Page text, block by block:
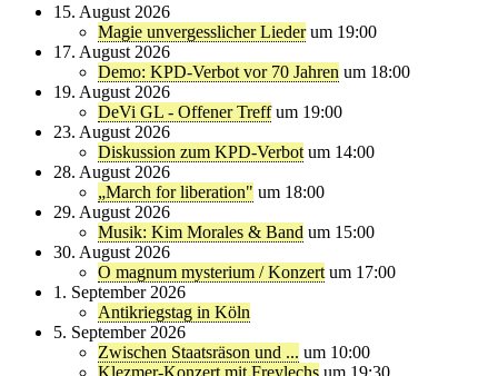
15. August 2026
Magie unvergesslicher Lieder um 19:00
17. August 2026
Demo: KPD-Verbot vor 70 Jahren um 18:00
19. August 2026
DeVi GL - Offener Treff um 19:00
23. August 2026
Diskussion zum KPD-Verbot um 14:00
28. August 2026
„March for liberation" um 18:00
29. August 2026
Musik: Kim Morales & Band um 15:00
30. August 2026
O magnum mysterium / Konzert um 17:00
1. September 2026
Antikriegstag in Köln
5. September 2026
Zwischen Staatsräson und ... um 10:00
Klezmer-Konzert mit Freylechs um 19:30